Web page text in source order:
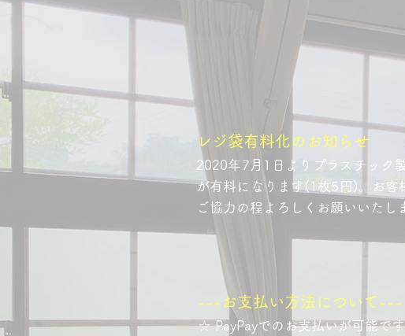
レジ袋有料化のお知らせ
2020年7月1日よりプラスチック
が有料になります(1枚5円)。お客
ご協力の程よろしくお願いいたし
---お支払い方法について---
☆ PayPayでのお支払いが可能で